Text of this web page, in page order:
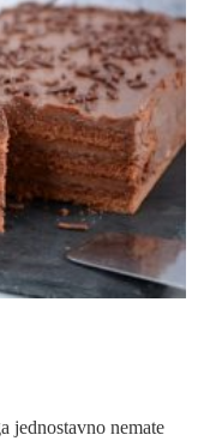
jednostavno nemate